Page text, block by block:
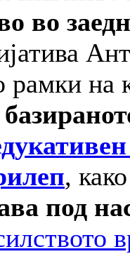
во
рамки на
,
под